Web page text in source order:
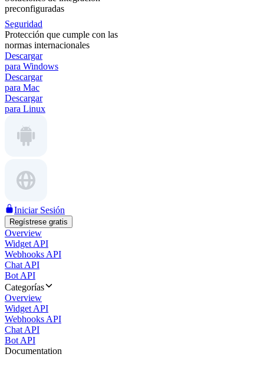
preconfiguradas
Seguridad
Protección que cumple con las
normas internacionales
Descargar
para Windows
Descargar
para Mac
Descargar
para Linux
Iniciar Sesión
Regístrese gratis
Overview
Widget API
Webhooks API
Chat API
Bot API
Categorías
Overview
Widget API
Webhooks API
Chat API
Bot API
Documentation